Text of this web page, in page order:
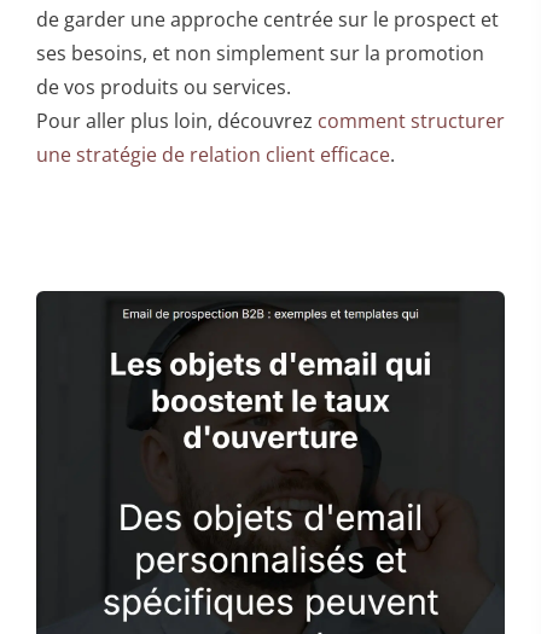
de garder une approche centrée sur le prospect et
ses besoins, et non simplement sur la promotion
de vos produits ou services.
Pour aller plus loin, découvrez comment structurer
une stratégie de relation client efficace.